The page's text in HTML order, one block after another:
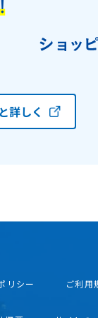
詳しく
リシー ご利用